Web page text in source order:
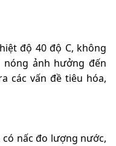
độ 40 độ C, không
ảnh hưởng đến
các vấn đề tiêu hóa,
nấc đo lượng nước,